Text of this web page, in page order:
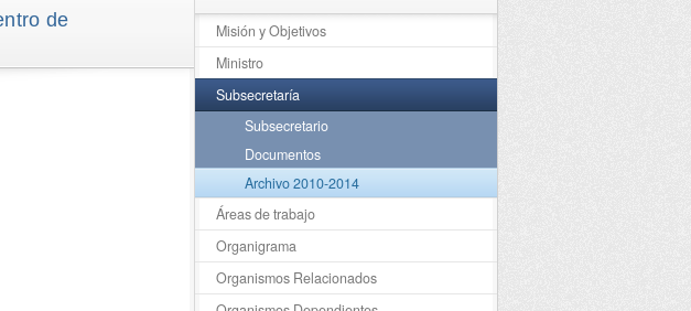
Misión y Objetivos
Ministro
Subsecretaría
Subsecretario
Documentos
Archivo 2010-2014
Áreas de trabajo
Organigrama
Organismos Relacionados
de